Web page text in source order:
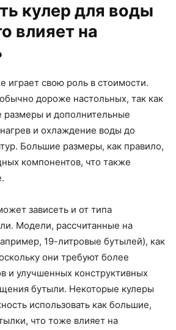
кулер для воды
влияет на
играет свою роль в стоимости.
дороже настольных, так как
и дополнительные
и охлаждение воды до
Большие размеры, как правило,
компонентов, что также
зависеть и от типа
Модели, рассчитанные на
19-литровые бутылей), как
они требуют более
и улучшенных конструктивных
бутыли. Некоторые кулеры
использовать как большие,
что тоже влияет на